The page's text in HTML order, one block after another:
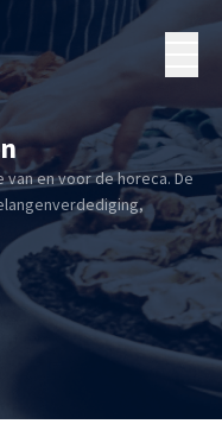
en voor de horeca. De